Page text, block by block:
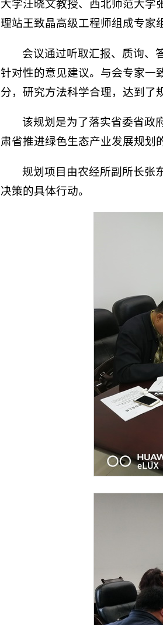
大学汪晓文教授、西北师范大学
理站王致晶高级工程师组成专家
会议通过听取汇报、质询、
针对性的意见建议。与会专家一
分，研究方法科学合理，达到了
该规划是为了落实省委省政
肃省推进绿色生态产业发展规划
规划项目由农经所副所长张
决策的具体行动。